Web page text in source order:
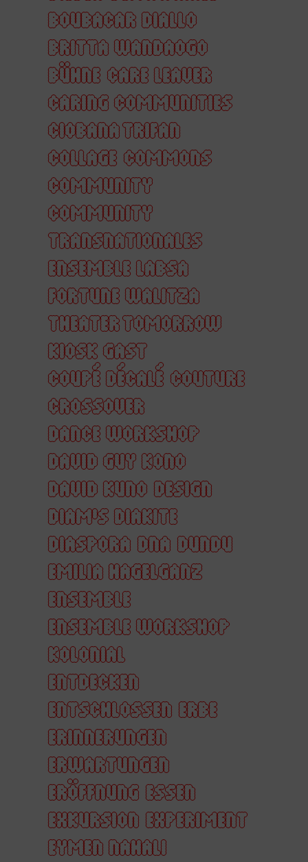
BOUBACAR DIALLO
BRITTA WANDAOGO
BÜHNE CARE LEAVER
CARING COMMUNITIES
CIOBANA TRIFAN
COLLAGE COMMONS
COMMUNITY
COMMUNITY
TRANSNATIONALES
ENSEMBLE LABSA
FORTUNE WALITZA
THEATER TOMORROW
KIOSK GAST
COUPÉ DÉCALÉ COUTURE
CROSSOVER
DANCE WORKSHOP
DAVID GUY KONO
DAVID KUNO DESIGN
DIAM'S DIAKITE
DIASPORA DNA DUNDU
EMILIA HAGELGANZ
ENSEMBLE
ENSEMBLE WORKSHOP
KOLONIAL
ENTDECKEN
ENTSCHLOSSEN ERBE
ERINNERUNGEN
ERWARTUNGEN
ERÖFFNUNG ESSEN
EXKURSION EXPERIMENT
EYMEN NAHALI